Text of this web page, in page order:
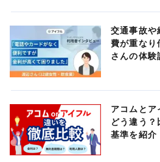
交通事故や
費が重なり
さんの体験
アコムとア
どう違う
基準を紹介